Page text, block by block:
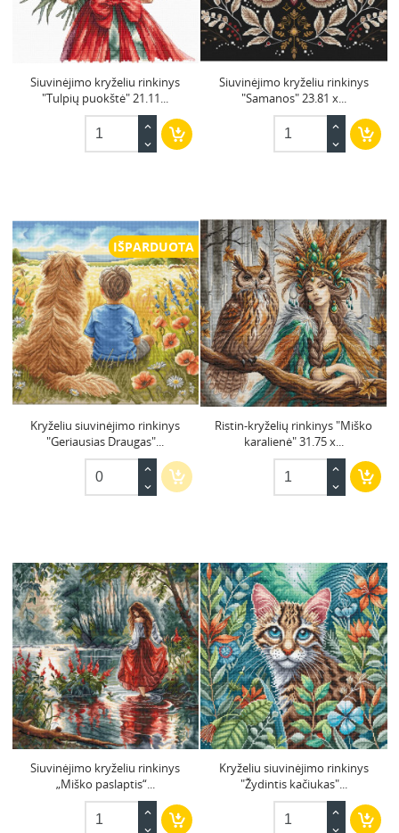
Siuvinėjimo kryželiu rinkinys
"Tulpių puokštė" 21.11...
Siuvinėjimo kryželiu rinkinys
"Samanos" 23.81 x...
IŠPARDUOTA
Kryželiu siuvinėjimo rinkinys
"Geriausias Draugas"...
Ristin-kryželių rinkinys "Miško
karalienė" 31.75 x...
Siuvinėjimo kryželiu rinkinys
„Miško paslaptis“...
Kryželiu siuvinėjimo rinkinys
"Žydintis kačiukas"...